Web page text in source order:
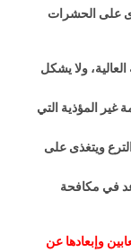
على الحشرات
ولا يشكل
غير المؤذية التي
ويتغذى على
في مكافحة
وإبعادها عن